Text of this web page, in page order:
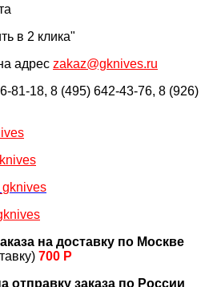
в 2 клика"
адрес zakaz@gknives.ru
81-18, 8 (495) 642-43-76, 8 (926)
на доставку по Москве
700 Р
отправку заказа по России